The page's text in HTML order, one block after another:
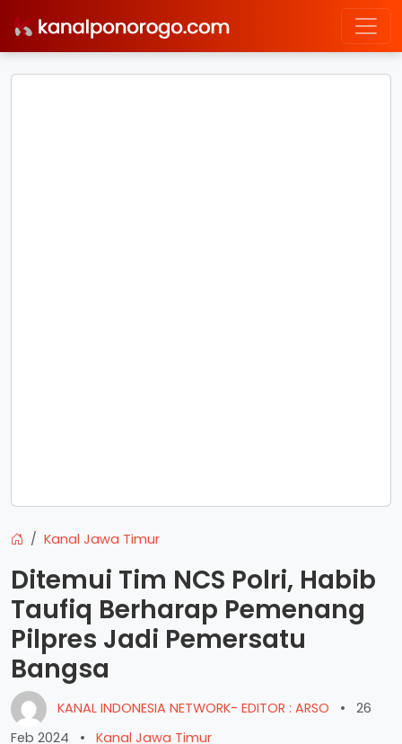
Kanal Jawa Timur
Ditemui Tim NCS Polri, Habib
Taufiq Berharap Pemenang
Pilpres Jadi Pemersatu
Bangsa
KANAL INDONESIA NETWORK- EDITOR : ARSO •
26
Feb 2024
• Kanal Jawa Timur